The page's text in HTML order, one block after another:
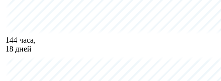
144 часа,
18 дней